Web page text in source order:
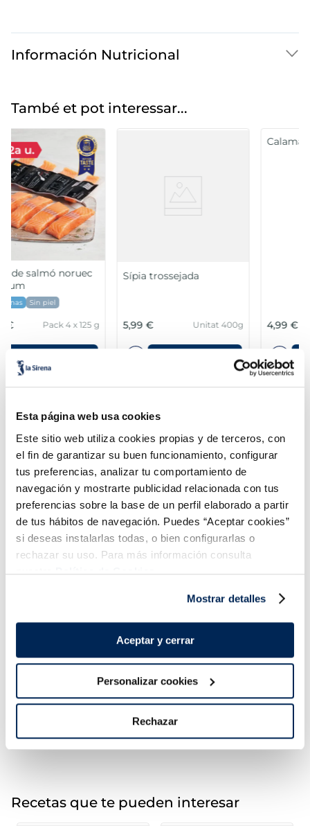
Esta página web usa cookies
Este sitio web utiliza cookies propias y de terceros, con
el fin de garantizar su buen funcionamiento, configurar
tus preferencias, analizar tu comportamiento de
navegación y mostrarte publicidad relacionada con tus
preferencias sobre la base de un perfil elaborado a partir
de tus hábitos de navegación. Puedes “Aceptar cookies”
si deseas instalarlas todas, o bien configurarlas o
rechazar su uso. Para más información consulta
nuestraPolítica de Cookies.
Mostrar detalles
Aceptar y cerrar
Personalizar cookies
Rechazar
Información Nutricional
També et pot interessar...
Calamar trossejat
4,99 € Bossa 400g
Sípia neta 4 - 8 peces
8,99 € Bossa 510 g
Combina-ho i fes un menú de 10!
Brocoli
Bossa 600g
Añadir
Arròs amb bolets
2,99 €
Añadir
Recetas que te pueden interesar